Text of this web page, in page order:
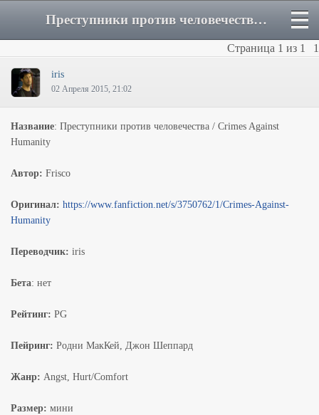
Преступники против человечества - Форум
Страница 1 из 1 1
iris
02 Апреля 2015, 21:02
Название: Преступники против человечества / Crimes Against
Humanity
Автор: Frisco
Оригинал: https://www.fanfiction.net/s/3750762/1/Crimes-Against-
Humanity
Переводчик: iris
Бета: нет
Рейтинг: PG
Пейринг: Родни МакКей, Джон Шеппард
Жанр: Angst, Hurt/Comfort
Размер: мини